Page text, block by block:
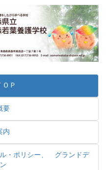
Ｐ
要
内
・ポリシー、 グランドデ